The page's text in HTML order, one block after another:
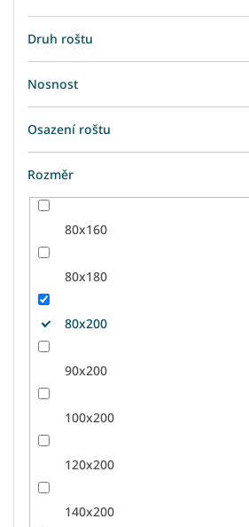
Druh roštu
Nosnost
Osazení roštu
Rozměr
80x160
80x180
80x200
90x200
100x200
120x200
140x200